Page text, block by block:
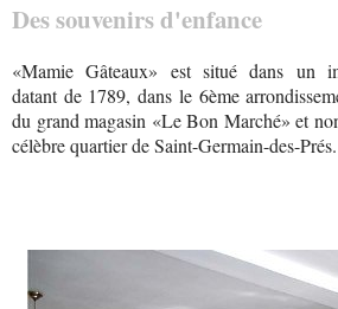
Des souvenirs d'enfance
«Mamie Gâteaux» est situé dans un
datant de 1789, dans le 6ème
du grand magasin «Le Bon Marché» et
célèbre quartier de Saint-Germain-des-Prés.